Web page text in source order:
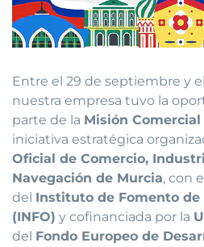
Entre el 29 de septiembre y
nuestra empresa tuvo la
parte de la Misión
iniciativa estratégica
Oficial de Comercio,
Navegación de Murcia, con
del Instituto de Fomento de
(INFO) y cofinanciada por la
del Fondo Europeo de